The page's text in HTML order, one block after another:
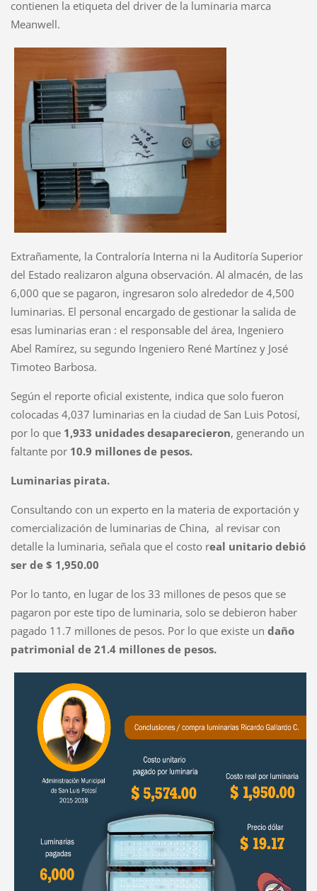
contienen la etiqueta del driver de la luminaria marca
Meanwell.
Extrañamente, la Contraloría Interna ni la Auditoría Superior
del Estado realizaron alguna observación. Al almacén, de las
6,000 que se pagaron, ingresaron solo alrededor de 4,500
luminarias. El personal encargado de gestionar la salida de
esas luminarias eran : el responsable del área, Ingeniero
Abel Ramírez, su segundo Ingeniero René Martínez y José
Timoteo Barbosa.
Según el reporte oficial existente, indica que solo fueron
colocadas 4,037 luminarias en la ciudad de San Luis Potosí,
por lo que 1,933 unidades desaparecieron, generando un
faltante por 10.9 millones de pesos.
Luminarias pirata.
Consultando con un experto en la materia de exportación y
comercialización de luminarias de China, al revisar con
detalle la luminaria, señala que el costo real unitario debió
ser de $ 1,950.00
Por lo tanto, en lugar de los 33 millones de pesos que se
pagaron por este tipo de luminaria, solo se debieron haber
pagado 11.7 millones de pesos. Por lo que existe un daño
patrimonial de 21.4 millones de pesos.